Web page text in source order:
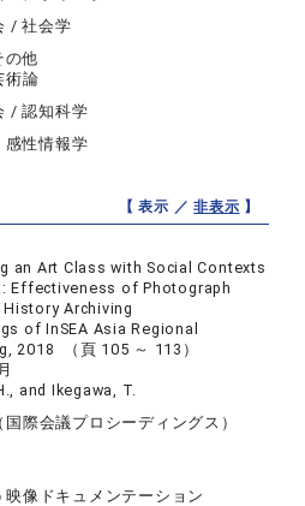
/ 社会学
の他
術論
/ 認知科学
性情報学
【 表示 ／非表示 】
an Art Class with Social Contexts
Effectiveness of Photograph
Archiving
of InSEA Asia Regional
2018 （頁 105 ～ 113）
and Ikegawa, T.
際会議プロシーディングス）
映像ドキュメンテーション